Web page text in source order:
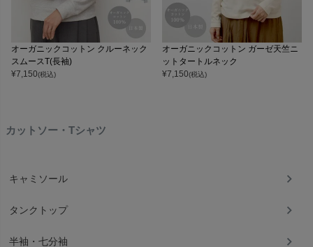
オーガニックコットン クルーネック
スムースT(長袖)
¥7,150(税込)
オーガニックコットン ガーゼ天竺ニ
ットタートルネック
¥7,150(税込)
カットソー・Tシャツ
キャミソール
タンクトップ
半袖・七分袖